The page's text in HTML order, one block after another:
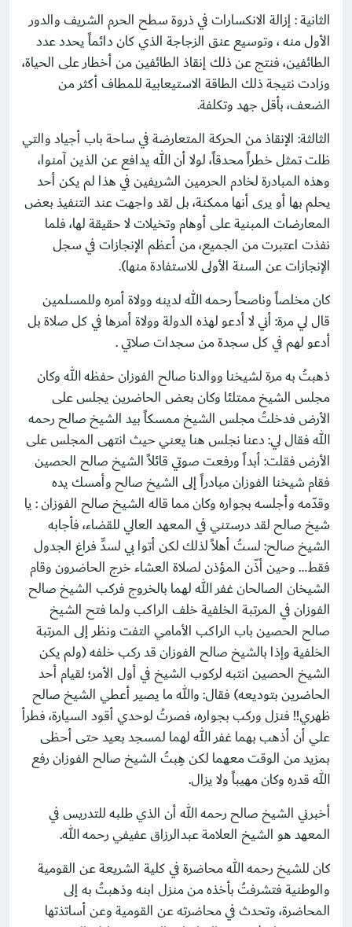
الثانية : إزالة الانكسارات في ذروة سطح الحرم الشريف والدور
الأول منه ، وتوسيع عنق الزجاجة الذي كان دائماً يحدد عدد
الطائفين، فنتج عن ذلك إنقاذ الطائفين من أخطار على الحياة،
وزادت نتيجة ذلك الطاقة الاستيعابية للمطاف أكثر من
الضعف، بأقل جهد وتكلفة.
الثالثة: الإنقاذ من الحركة المتعارضة في ساحة باب أجياد والتي
ظلت تمثل خطراً محدقاً، لولا أن الله يدافع عن الذين آمنوا،
وهذه المبادرة لخادم الحرمين الشريفين في هذا لم يكن أحد
يحلم بها أو يرى أنها ممكنة، بل لقد واجهت عند التنفيذ بعض
المعارضات المبنية على أوهام وتخيلات لا حقيقة لها، فلما
نفذت اعتبرت من الجميع، من أعظم الإنجازات في سجل
الإنجازات عن السنة الأولى للاستفادة منها).
كان مخلصاً وناصحاً رحمه الله لدينه وولاة أمره وللمسلمين
قال لي مرة: أني لا أدعو لهذه الدولة وولاة أمرها في كل صلاة بل
أدعو لهم في كل سجدة من سجدات صلاتي .
ذهبتُ به مرة لشيخنا ووالدنا صالح الفوزان حفظه الله وكان
مجلس الشيخ ممتلئا وكان بعض الحاضرين يجلس على
الأرض فدخلتُ مجلس الشيخ ممسكاً بيد الشيخ صالح رحمه
الله فقال لي: دعنا نجلس هنا يعني حيث انتهى المجلس على
الأرض فقلت: أبداً ورفعت صوتي قائلاً الشيخ صالح الحصين
فقام شيخنا الفوزان مبادراً إلى الشيخ صالح وأمسك يده
وقدّمه وأجلسه بجواره وكان مما قاله الشيخ صالح الفوزان : يا
شيخ صالح لقد درستني في المعهد العالي للقضاء، فأجابه
الشيخ صالح: لستُ أهلاً لذلك لكن أتوا بي لسدِّ فراغ الجدول
فقط… وحين أذّن المؤذن لصلاة العشاء خرج الحاضرون وقام
الشيخان الصالحان غفر الله لهما بالخروج فركب الشيخ صالح
الفوزان في المرتبة الخلفية خلف الراكب ولما فتح الشيخ
صالح الحصين باب الراكب الأمامي التفت ونظر إلى المرتبة
الخلفية وإذا بالشيخ صالح الفوزان قد ركب خلفه (ولم يكن
الشيخ الحصين انتبه لركوب الشيخ في أول الأمر؛ لقيام أحد
الحاضرين بتوديعه) فقال: والله ما يصير أعطي الشيخ صالح
ظهري!! فنزل وركب بجواره، فصرتُ لوحدي أقود السيارة، فطرأ
علي أن أذهب بهما غفر الله لهما لمسجد بعيد حتى أحظى
بمزيد من الوقت معهما لكن هِبتُ الشيخ صالح الفوزان رفع
الله قدره وكان مهيباً ولا يزال.
أخبرني الشيخ صالح رحمه الله أن الذي طلبه للتدريس في
المعهد هو الشيخ العلامة عبدالرزاق عفيفي رحمه الله.
كان للشيخ رحمه الله محاضرة في كلية الشريعة عن القومية
والوطنية فتشرفتُ بأخذه من منزل ابنه وذهبتُ به إلى
المحاضرة، وتحدث في محاضرته عن القومية وعن أساتذتها